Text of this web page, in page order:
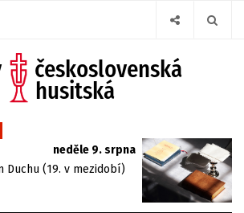
neděle 9. srpna
Duchu (19. v mezidobí)